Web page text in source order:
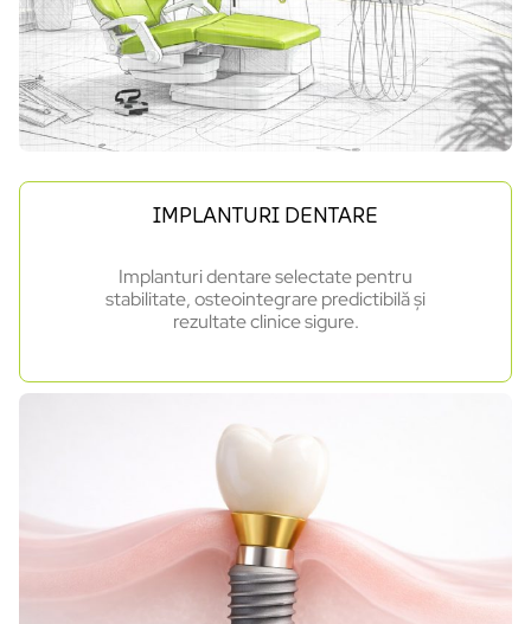
IMPLANTURI DENTARE
Implanturi dentare selectate pentru
stabilitate, osteointegrare predictibilă și
rezultate clinice sigure.